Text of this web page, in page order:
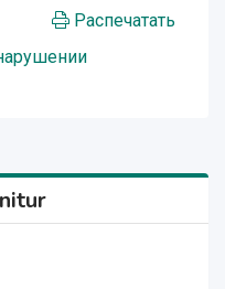
Распечатать